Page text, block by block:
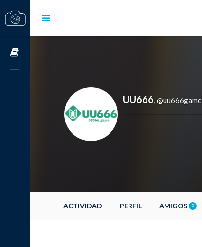
UU666, @uu666game
ACTIVIDAD PERFIL AMIGOS 0